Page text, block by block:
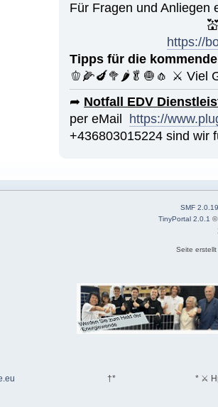
Für Fragen und Anliegen
https://
Tipps für die
🫑🌽🍆🥦🌶🥬🧅🧄 ⚔ Viel
➦ Notfall EDV
per eMail https://
+436803015224 sind wir
SMF 2.0.19
TinyPortal 2.0.1
Seite
†* * ⚔